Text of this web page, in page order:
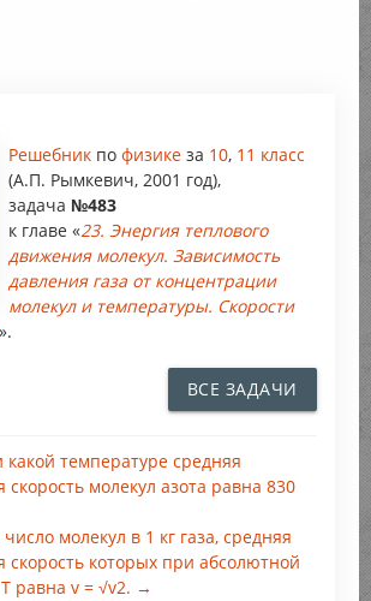
Решебник по физике за 10, 11 класс
(А.П. Рымкевич, 2001 год),
задача №483
к главе «23. Энергия теплового
движения молекул. Зависимость
давления газа от концентрации
молекул и температуры. Скорости
».
ВСЕ ЗАДАЧИ
температуре средняя
скорость молекул азота равна 830
молекул в 1 кг газа, средняя
скорость которых при абсолютной
равна v = √v2. →